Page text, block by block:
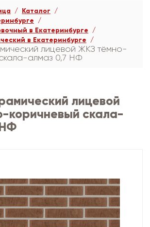
Каталог
в Екатеринбурге
в Екатеринбурге
лицевой ЖКЗ тёмно-
алмаз 0,7 НФ
лицевой
коричневый скала-